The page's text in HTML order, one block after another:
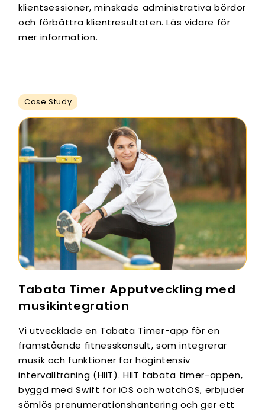
klientsessioner, minskade administrativa bördor
och förbättra klientresultaten. Läs vidare för
mer information.
Case Study
Tabata Timer Apputveckling med
musikintegration
Vi utvecklade en Tabata Timer-app för en
framstående fitnesskonsult, som integrerar
musik och funktioner för högintensiv
intervallträning (HIIT). HIIT tabata timer-appen,
byggd med Swift för iOS och watchOS, erbjuder
sömlös prenumerationshantering och ger ett